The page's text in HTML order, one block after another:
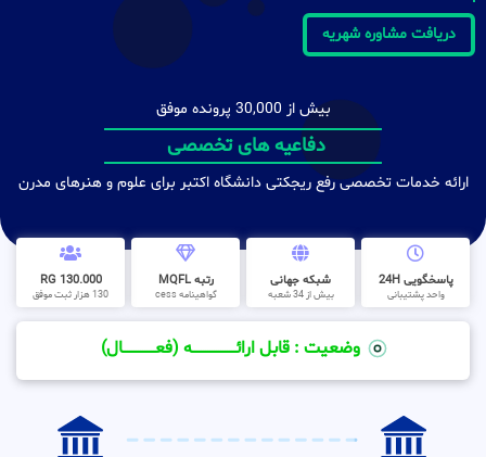
دریافت مشاوره شهریه
بیش از 30,000 پرونده موفق
دفاعیه های تخصصی
ارائه خدمات تخصصی رفع ریجکتی دانشگاه اکتبر برای علوم و هنرهای مدرن
پاسخگویی 24H
واحد پشتیبانی
شبکه جهانی
بیش از 34 شعبه
رتبه MQFL
گواهینامه cess
130.000 RG
130 هزار ثبت موفق
وضعیت : قابل ارائــــــــــــــــــــه (فعـــــــــــــــال)